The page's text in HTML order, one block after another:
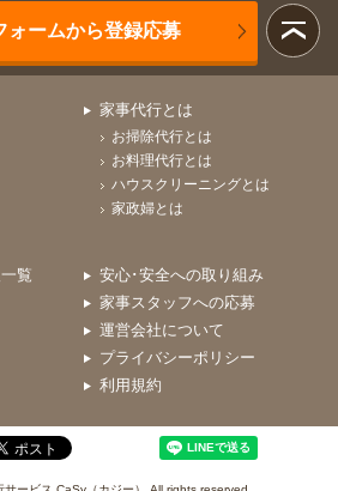
ォームから登録応募
家事代行とは
お掃除代行とは
お料理代行とは
ハウスクリーニングとは
家政婦とは
覧
安心･安全への取り組み
家事スタッフへの応募
運営会社について
プライバシーポリシー
利用規約